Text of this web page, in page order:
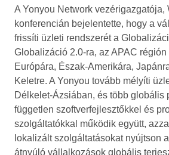
A Yonyou Network vezérigazgatója,
konferencián bejelentette, hogy a
frissíti üzleti rendszerét a
Globalizáció 2.0-ra, az APAC
Európára, Észak-Amerikára,
Keletre. A Yonyou tovább mélyíti
Délkelet-Ázsiában, és több globális
független szoftverfejlesztőkkel és
szolgáltatókkal működik együtt,
lokalizált szolgáltatásokat nyújtson
átnyúló vállalkozások globális